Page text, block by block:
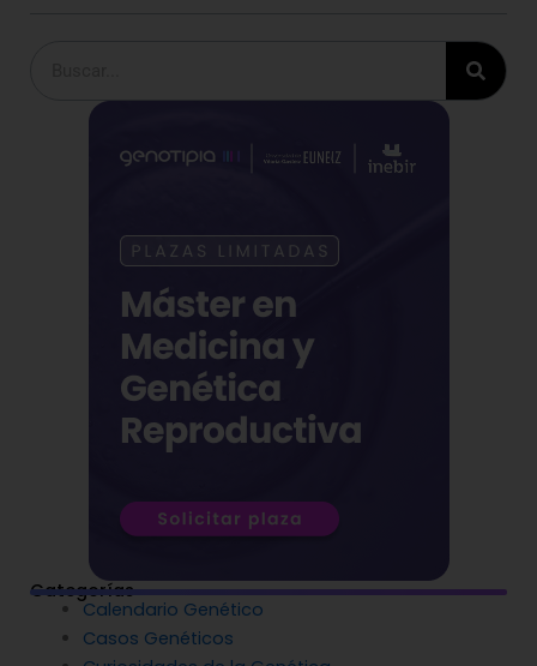
Categorías
Calendario Genético
Casos Genéticos